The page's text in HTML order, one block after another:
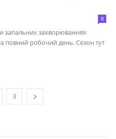
0
запальних захворюваннях
повний робочий день. Сезон тут
3